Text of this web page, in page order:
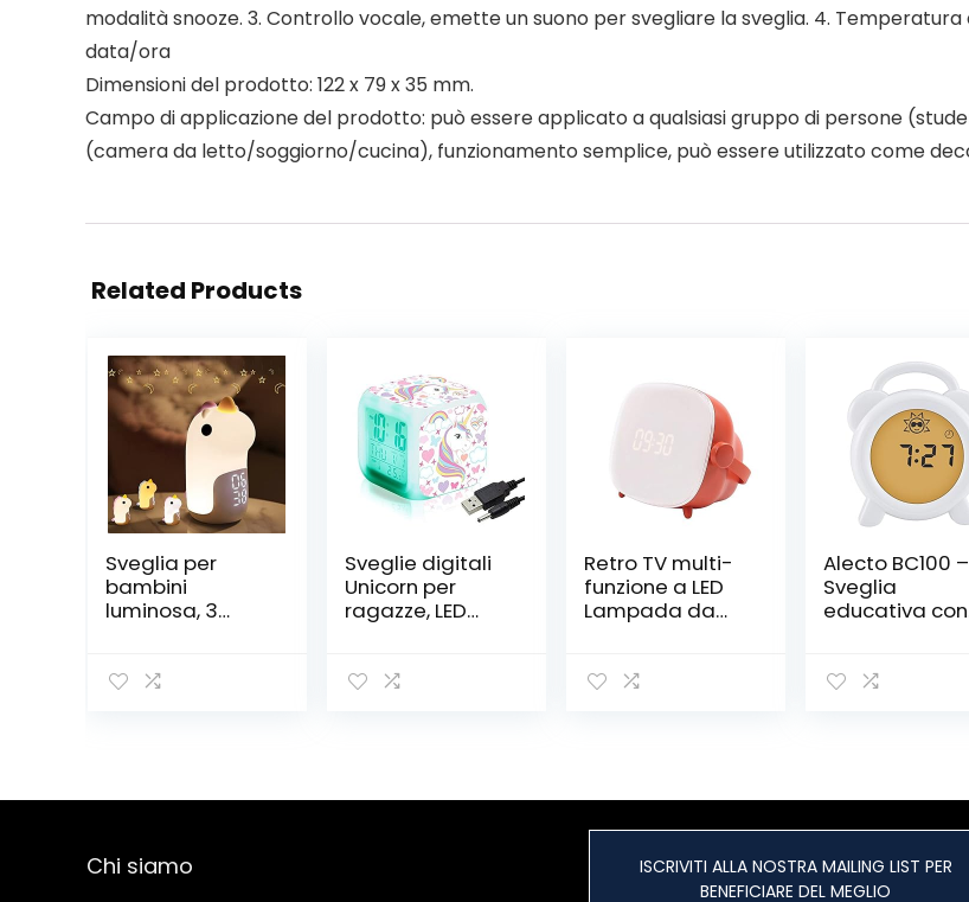
modalità snooze. 3. Controllo vocale, emette un suono per svegliare la sveglia. 4.
data/ora
Dimensioni del prodotto: 122 x 79 x 35 mm.
Campo di applicazione del prodotto: può essere applicato a qualsiasi gruppo di persone
(camera da letto/soggiorno/cucina), funzionamento semplice, può essere utilizzato come
Related Products
Sveglia per
bambini
luminosa, 3
ricaricabile, LED
Snooze, sveglia,
Sveglie digitali
Unicorn per
ragazze, LED
Orologio LCD
compleanno per
Retro TV multi-
funzione a LED
Lampada da
luce notturna
di notte (Color :
Red)
Alecto BC100 –
Sveglia
educativa con
Bianco
Chi siamo
ISCRIVITI ALLA NOSTRA MAILING LIST PER
BENEFICIARE DEL MEGLIO